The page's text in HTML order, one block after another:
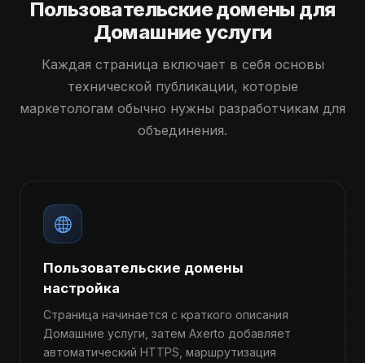
Пользовательские домены для
Домашние услуги
Каждая страница включает в себя основы
технической публикации, которые
маркетологам обычно нужны разработчикам для
объединения.
Пользовательские домены
настройка
Страница начинается с краткого описания
Домашние услуги, затем Axerto добавляет
автоматический HTTPS, маршрутизация